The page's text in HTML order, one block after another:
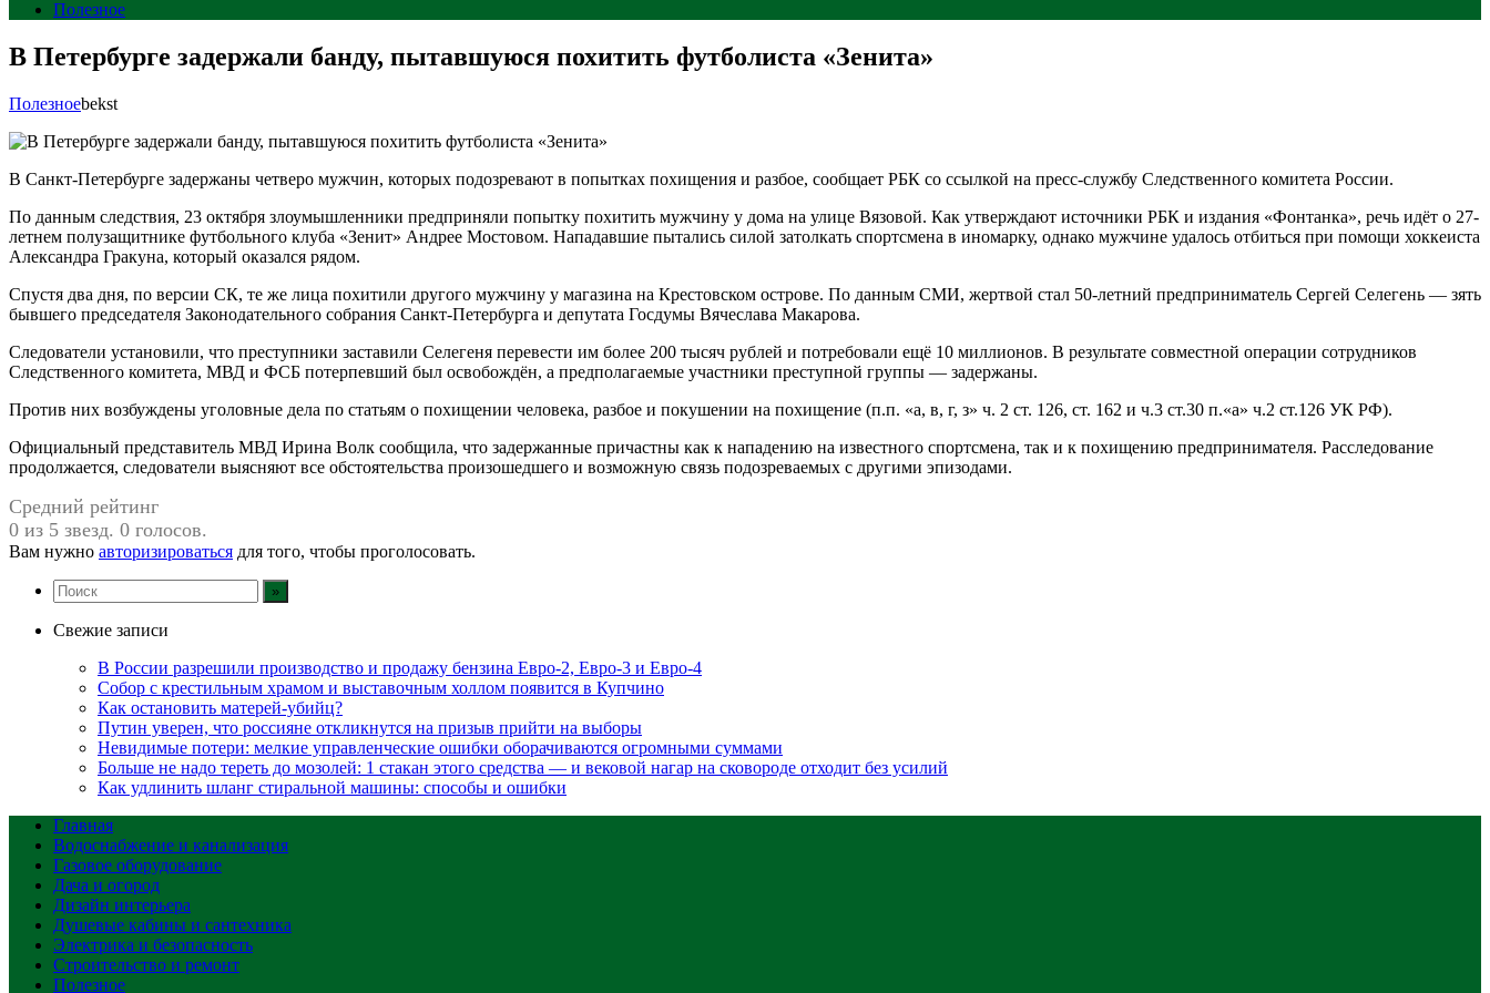
Полезное
В Петербурге задержали банду, пытавшуюся похитить футболиста «Зенита»
Полезноеbekst
В Санкт-Петербурге задержаны четверо мужчин, которых подозревают в попытках похищения и разбое, сообщает РБК со ссылкой на пресс-службу Следственного комитета России.
По данным следствия, 23 октября злоумышленники предприняли попытку похитить мужчину у дома на улице Вязовой. Как утверждают источники РБК и издания «Фонтанка», речь идёт о 27-
летнем полузащитнике футбольного клуба «Зенит» Андрее Мостовом. Нападавшие пытались силой затолкать спортсмена в иномарку, однако мужчине удалось отбиться при помощи хоккеиста
Александра Гракуна, который оказался рядом.
Спустя два дня, по версии СК, те же лица похитили другого мужчину у магазина на Крестовском острове. По данным СМИ, жертвой стал 50-летний предприниматель Сергей Селегень — зять
бывшего председателя Законодательного собрания Санкт-Петербурга и депутата Госдумы Вячеслава Макарова.
Следователи установили, что преступники заставили Селегеня перевести им более 200 тысяч рублей и потребовали ещё 10 миллионов. В результате совместной операции сотрудников
Следственного комитета, МВД и ФСБ потерпевший был освобождён, а предполагаемые участники преступной группы — задержаны.
Против них возбуждены уголовные дела по статьям о похищении человека, разбое и покушении на похищение (п.п. «а, в, г, з» ч. 2 ст. 126, ст. 162 и ч.3 ст.30 п.«а» ч.2 ст.126 УК РФ).
Официальный представитель МВД Ирина Волк сообщила, что задержанные причастны как к нападению на известного спортсмена, так и к похищению предпринимателя. Расследование
продолжается, следователи выясняют все обстоятельства произошедшего и возможную связь подозреваемых с другими эпизодами.
Средний рейтинг
0 из 5 звезд. 0 голосов.
Вам нужно авторизироваться для того, чтобы проголосовать.
Свежие записи
В России разрешили производство и продажу бензина Евро-2, Евро-3 и Евро-4
Собор с крестильным храмом и выставочным холлом появится в Купчино
Как остановить матерей-убийц?
Путин уверен, что россияне откликнутся на призыв прийти на выборы
Невидимые потери: мелкие управленческие ошибки оборачиваются огромными суммами
Больше не надо тереть до мозолей: 1 стакан этого средства — и вековой нагар на сковороде отходит без усилий
Как удлинить шланг стиральной машины: способы и ошибки
Главная
Водоснабжение и канализация
Газовое оборудование
Дача и огород
Дизайн интерьера
Душевые кабины и сантехника
Электрика и безопасность
Строительство и ремонт
Полезное